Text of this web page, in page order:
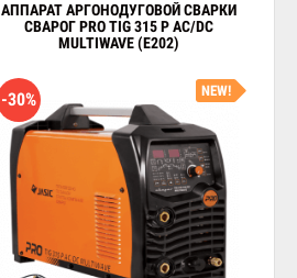
АППАРАТ АРГОНОДУГОВОЙ СВАРКИ
СВАРОГ PRO TIG 315 P AC/DC
MULTIWAVE (E202)
NEW!
-30%